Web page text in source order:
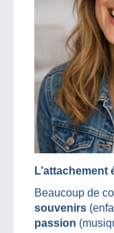
L’attachement
Beaucoup de
souvenirs
passion